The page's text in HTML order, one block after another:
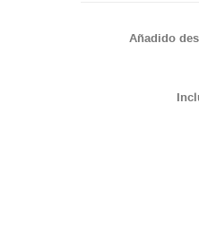
Añadido